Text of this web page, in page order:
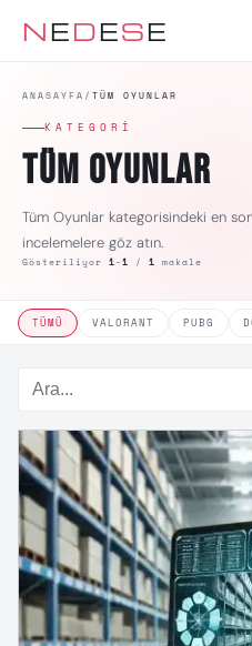
NEDESE
ANASAYFA / TÜM OYUNLAR
KATEGORI
Tüm Oyunlar
Tüm Oyunlar kategorisindeki en
incelemelere göz atın.
Gösteriliyor 1–1 / 1 makale
TÜMÜ VALORANT PUBG